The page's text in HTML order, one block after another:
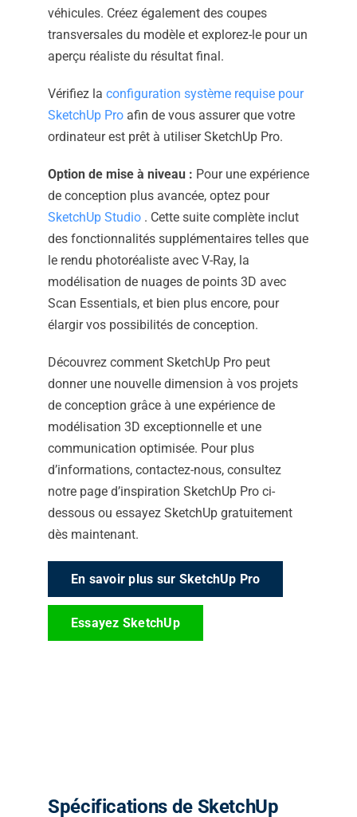
véhicules. Créez également des coupes
transversales du modèle et explorez-le pour un
aperçu réaliste du résultat final.
Vérifiez la configuration système requise pour
SketchUp Proafin de vous assurer que votre
ordinateur est prêt à utiliser SketchUp Pro.
Option de mise à niveau : Pour une expérience
de conception plus avancée, optez pour
SketchUp Studio. Cette suite complète inclut
des fonctionnalités supplémentaires telles que
le rendu photoréaliste avec V-Ray, la
modélisation de nuages ​​de points 3D avec
Scan Essentials, et bien plus encore, pour
élargir vos possibilités de conception.
Découvrez comment SketchUp Pro peut
donner une nouvelle dimension à vos projets
de conception grâce à une expérience de
modélisation 3D exceptionnelle et une
communication optimisée. Pour plus
d’informations, contactez-nous, consultez
notre page d’inspiration SketchUp Pro ci-
dessous ou essayez SketchUp gratuitement
dès maintenant.
En savoir plus sur SketchUp Pro
Essayez SketchUp
Spécifications de SketchUp